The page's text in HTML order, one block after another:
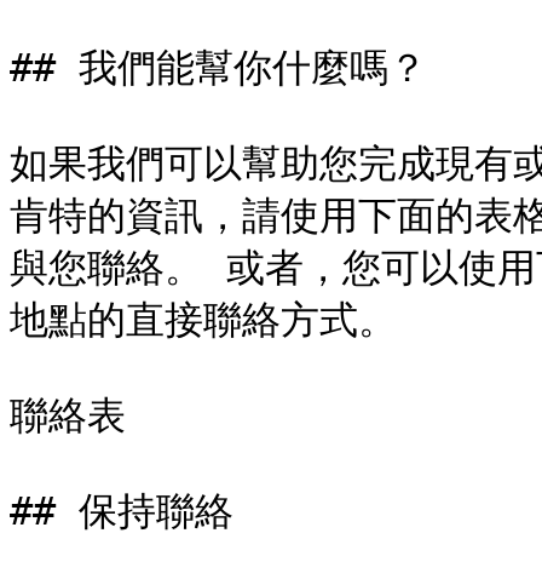
## 我們能幫你什麼嗎？
如果我們可以幫助您完成現有
肯特的資訊，請使用下面的表
與您聯絡。 或者，您可以使
地點的直接聯絡方式。
聯絡表
## 保持聯絡